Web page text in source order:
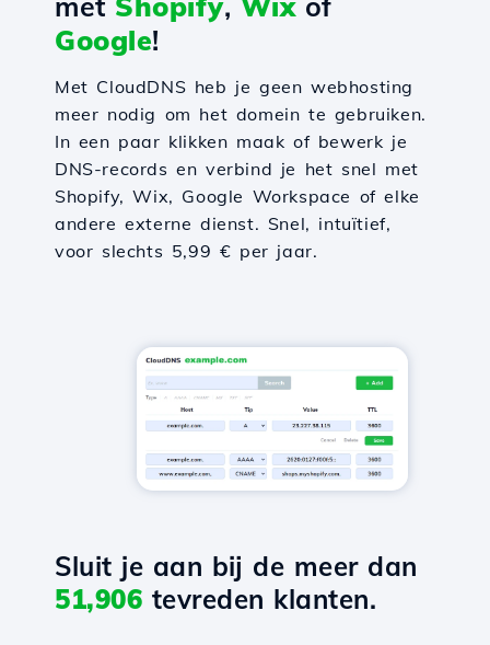
Google!
Met CloudDNS heb je geen webhosting
meer nodig om het domein te gebruiken.
In een paar klikken maak of bewerk je
DNS-records en verbind je het snel met
Shopify, Wix, Google Workspace of elke
andere externe dienst. Snel, intuïtief,
voor slechts 5,99 € per jaar.
Sluit je aan bij de meer dan
51,906 tevreden klanten.